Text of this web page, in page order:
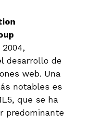
desarrollo de
web. Una
notables es
que se ha
predominante